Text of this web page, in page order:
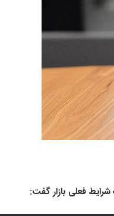
فعلی بازار گفت: